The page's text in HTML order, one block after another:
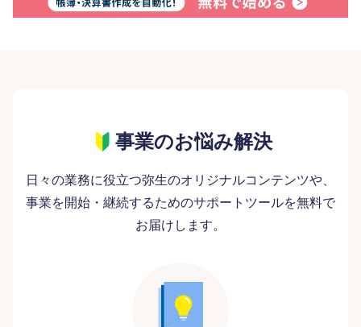
事業のお悩み解決
日々の業務に役立つ弥生のオリジナルコンテンツや、
事業を開始・継続するためのサポートツールを無料で
お届けします。